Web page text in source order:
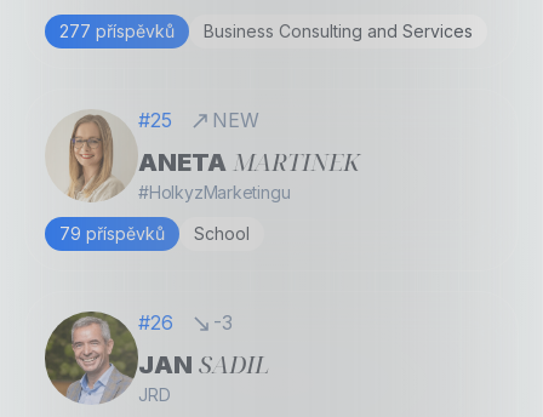
277 příspěvků Business Consulting and Services
#25 NEW
ANETA MARTINEK
#HolkyzMarketingu
79 příspěvků
School
#26 -3
JAN SADIL
JRD